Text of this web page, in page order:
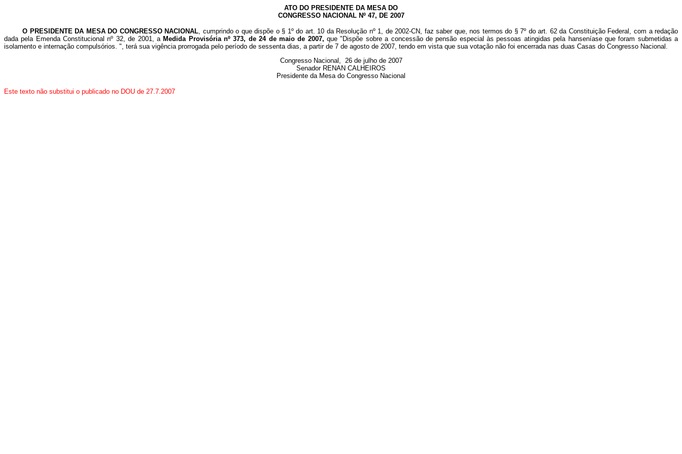
ATO DO PRESIDENTE DA MESA DO
CONGRESSO NACIONAL Nº 47, DE 2007
O PRESIDENTE DA MESA DO CONGRESSO NACIONAL, cumprindo o que dispõe o § 1º do art. 10 da Resolução nº 1, de 2002-CN, faz saber que, nos termos do § 7º do art. 62 da Constituição Federal, com a redação
dada pela Emenda Constitucional nº 32, de 2001, a Medida Provisória nº 373, de 24 de maio de 2007,que " Dispõe sobre a concessão de pensão especial às pessoas atingidas pela hanseníase que foram submetidas a
isolamento e internação compulsórios. ", terá sua vigência prorrogada pelo período de sessenta dias, a partir de 7 de agosto de 2007, tendo em vista que sua votação não foi encerrada nas duas Casas do Congresso Nacional.
Congresso Nacional, 26 de julho de 2007
Senador RENAN CALHEIROS
Presidente da Mesa do Congresso Nacional
Este texto não substitui o publicado no DOU de 27.7.2007